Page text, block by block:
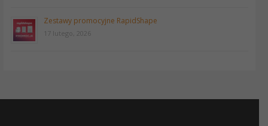
Zestawy promocyjne RapidShape
17 lutego, 2026